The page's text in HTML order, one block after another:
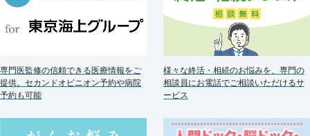
専門医監修の信頼できる医療情報をご
提供。セカンドオピニオン予約や病院
予約も可能
様々な終活・相続のお悩みを、専門の
相談員にお電話でご相談いただけるサ
ービス